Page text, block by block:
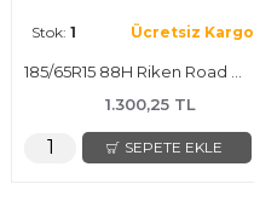
Stok: 1 Ücretsiz Kargo
1.300,25 TL
SEPETE EKLE